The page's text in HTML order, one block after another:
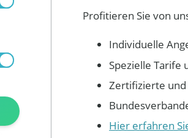
Profitieren Sie von
Individuelle
Spezielle
Zertifizierte und
Hier erfahren